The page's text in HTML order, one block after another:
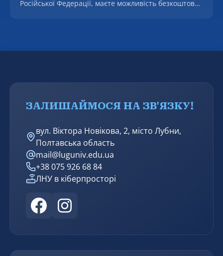
Російської Федерації, маєте можливість безкоштовно
ЗАЛИШАЙМОСЯ НА ЗВ'ЯЗКУ!
вул. Віктора Новікова, 2, місто Лубни,
Полтавська область
mail@luguniv.edu.ua
+38 075 926 68 84
ЛНУ в кіберпросторі